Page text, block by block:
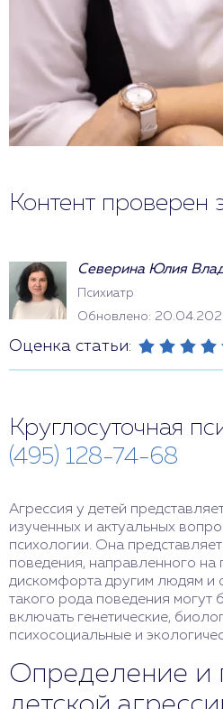
Контент проверен
Северина Юлия
Психиатр
Обновлено:
Оценка статьи:
Круглосуточная
(495) 128-74-68
Агрессия у детей
изученных и актуальных
психологии. Она
поведения, направленного на
дискомфорта другим людям и
такого рода поведения могут
включать генетические,
психосоциальные и
Определение и